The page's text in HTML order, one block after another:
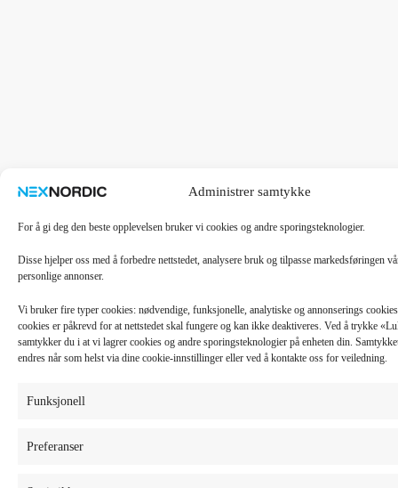
Administrer samtykke
For å gi deg den beste opplevelsen bruker vi cookies og andre sporingsteknologier.
Disse hjelper oss med å forbedre nettstedet, analysere bruk og tilpasse markedsføringen
personlige annonser.
Vi bruker fire typer cookies: nødvendige, funksjonelle, analytiske og annonserings
cookies er påkrevd for at nettstedet skal fungere og kan ikke deaktiveres. Ved å trykke
samtykker du i at vi lagrer cookies og andre sporingsteknologier på enheten din.
endres når som helst via dine cookie-innstillinger eller ved å kontakte oss for veiledning.
Funksjonell
Preferanser